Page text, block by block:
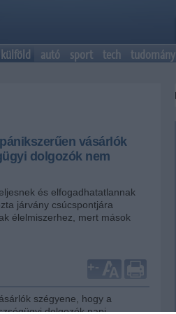
külföld autó sport tech tudomány
vásárlók
dolgozók nem
és elfogadhatatlannak
járvány csúcspontjára
élelmiszerhez, mert mások
+-
szégyene, hogy a
dolgozók napi